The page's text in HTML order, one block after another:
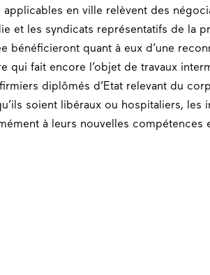
en ville relèvent des
et les syndicats représentatifs de la
bénéficieront quant à eux d’une
qui fait encore l’objet de travaux
diplômés d’Etat relevant du
soient libéraux ou hospitaliers, les
à leurs nouvelles compétences